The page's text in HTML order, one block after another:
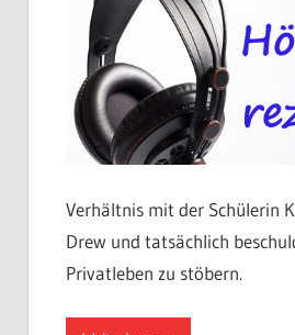
Verhältnis mit der Schülerin
Drew und tatsächlich
Privatleben zu stöbern.